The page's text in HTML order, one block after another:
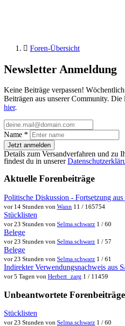
Foren-Übersicht
Newsletter Anmeldung
Keine Beiträge verpassen!
Beiträgen aus unserer Community. Die
hier.
Name *
Jetzt anmelden
Details zum Versandverfahren und zu
findest du in unserer
Aktuelle Forenbeiträge
Politische Diskussion - Fortsetzung aus
vor 14 Stunden von Wann 11 / 165754
Stücklisten
vor 23 Stunden von Selma.schwarz 1 / 60
Belege
vor 23 Stunden von Selma.schwarz 1 / 57
Belege
vor 23 Stunden von Selma.schwarz 1 / 61
Indirekter Verwendungsnachweis aus
vor 5 Tagen von Herbert_zarg 1 / 11459
Unbeantwortete Forenbeiträge
Stücklisten
vor 23 Stunden von Selma.schwarz 1 / 60